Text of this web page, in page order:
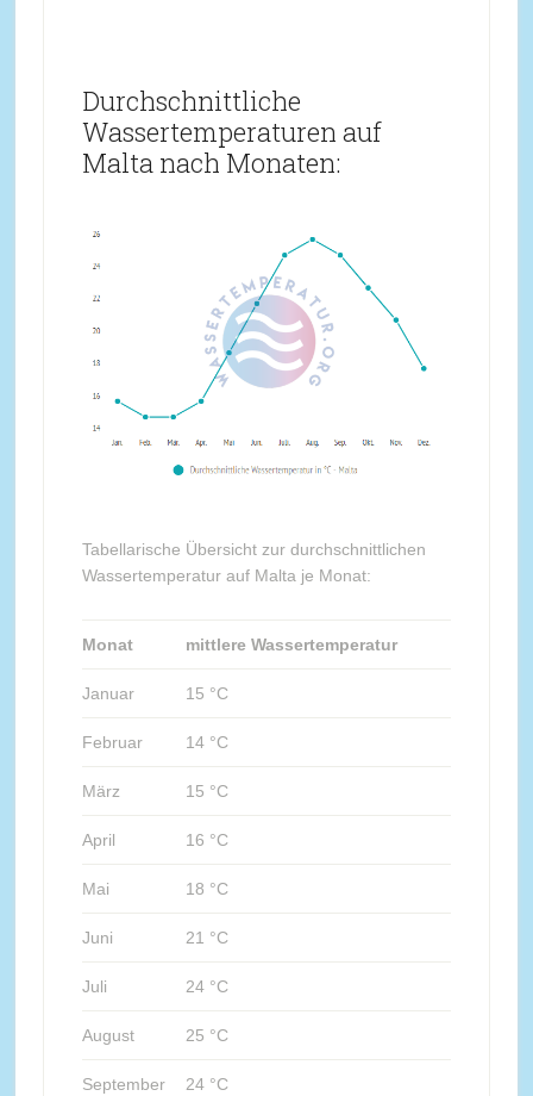
Durchschnittliche
Wassertemperaturen auf
Malta nach Monaten:
Tabellarische Übersicht zur durchschnittlichen
Wassertemperatur auf Malta je Monat:
Monat mittlere Wassertemperatur
Januar 15 °C
Februar 14 °C
März 15 °C
April 16 °C
Mai 18 °C
Juni 21 °C
Juli 24 °C
August 25 °C
September 24 °C